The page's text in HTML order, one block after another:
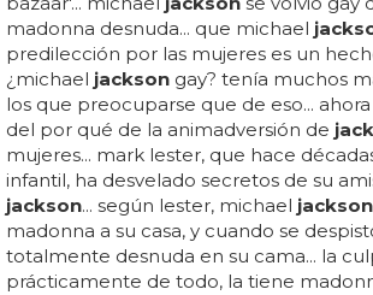
madonna desnuda... que michael
predilección por las mujeres es un
¿michael jackson gay? tenía muchos
los que preocuparse que de eso...
del por qué de la animadversión de
mujeres... mark lester, que hace
infantil, ha desvelado secretos de su
jackson... según lester, michael jackson
madonna a su casa, y cuando se
totalmente desnuda en su cama... la
prácticamente de todo, la tiene